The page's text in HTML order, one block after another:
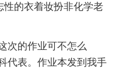
性的衣着妆扮非化学老
次的作业可不怎么
代表。作业本发到我手